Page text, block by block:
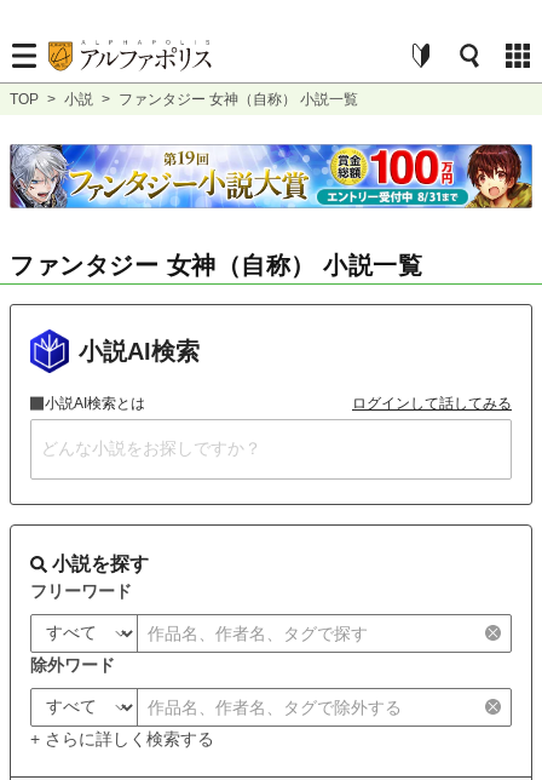
TOP > 小説 > ファンタジー 女神（自称） 小説一覧
ファンタジー 女神（自称） 小説一覧
小説AI検索
小説AI検索とは ログインして話してみる
小説を探す
フリーワード
除外ワード
+ さらに詳しく検索する